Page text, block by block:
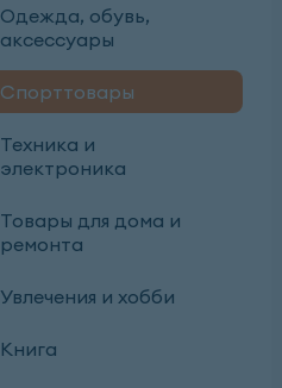
Одежда, обувь,
аксессуары
Спорттовары
Техника и
электроника
Товары для дома и
ремонта
Увлечения и хобби
Книга